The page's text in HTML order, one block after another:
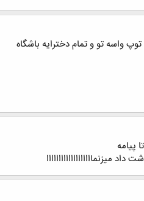
واسه تو و تمام دخترايه باشگاه
ميزنمااااااااااااااااااا